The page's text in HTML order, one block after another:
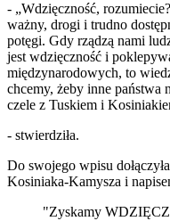
- „Wdzięczność,
ważny, drogi i trudno
potęgi. Gdy rządzą nami
jest wdzięczność i
międzynarodowych, to
chcemy, żeby inne państwa
czele z Tuskiem i
- stwierdziła.
Do swojego wpisu
Kosiniaka-Kamysza i
"Zyskamy